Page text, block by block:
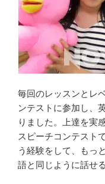
毎回のレッスンとレ
ンテストに参加し、
りました。上達を実
スピーチコンテスト
う経験をして、もっ
語と同じように話せ